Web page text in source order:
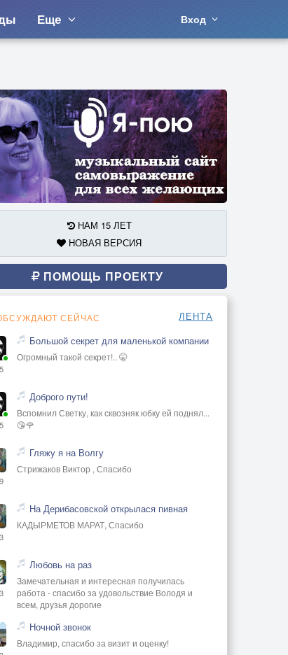
Еще Вход
НАМ 15 ЛЕТ
НОВАЯ ВЕРСИЯ
ПОМОЩЬ ПРОЕКТУ
СЕЙЧАС ЛЕНТА
Большой секрет для маленькой компании
Огромный такой секрет!.. 🤫
Доброго пути!
Вспомнил Светку, как сквозняк юбку ей поднял...
😘🌹
Гляжу я на Волгу
Стрижаков Виктор , Спасибо
На Дерибасовской открылася пивная
КАДЫРМЕТОВ МАРАТ, Спасибо
Любовь на раз
Замечательная и интересная получилась
работа - спасибо за удовольствие Володя и
всем, друзья дорогие
Ночной звонок
Владимир, спасибо за визит и оценку!